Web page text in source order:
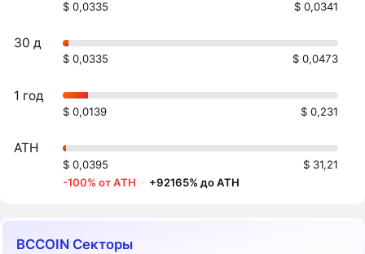
$ 0,0335 $ 0,0341
30 д
$ 0,0335 $ 0,0473
1 год
$ 0,0139 $ 0,231
ATH
$ 0,0395
$ 31,21
-100% от ATH · +92165% до ATH
BCCOIN Секторы